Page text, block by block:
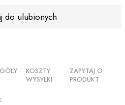
do ulubionych
KOSZTY
WYSYŁKI
ZAPYTAJ O
PRODUKT